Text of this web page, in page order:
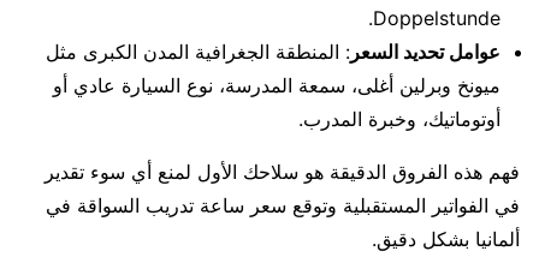
Doppelstunde.
عوامل تحديد السعر : المنطقة الجغرافية المدن الكبرى مثل
ميونخ وبرلين أغلى، سمعة المدرسة، نوع السيارة عادي أو
أوتوماتيك، وخبرة المدرب.
فهم هذه الفروق الدقيقة هو سلاحك الأول لمنع أي سوء تقدير
في الفواتير المستقبلية وتوقع سعر ساعة تدريب السواقة في
ألمانيا بشكل دقيق.